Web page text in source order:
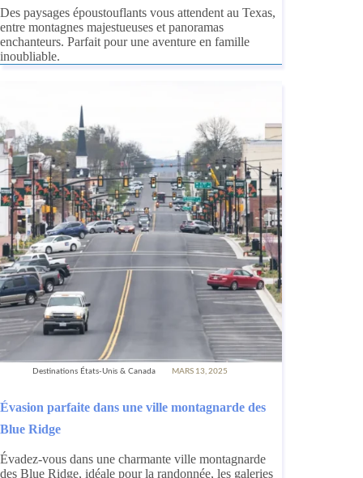
Des paysages époustouflants vous attendent au Texas,
entre montagnes majestueuses et panoramas
enchanteurs. Parfait pour une aventure en famille
inoubliable.
Destinations États-Unis & Canada MARS 13, 2025
Évasion parfaite dans une ville montagnarde des
Blue Ridge
Évadez-vous dans une charmante ville montagnarde
des Blue Ridge, idéale pour la randonnée, les galeries